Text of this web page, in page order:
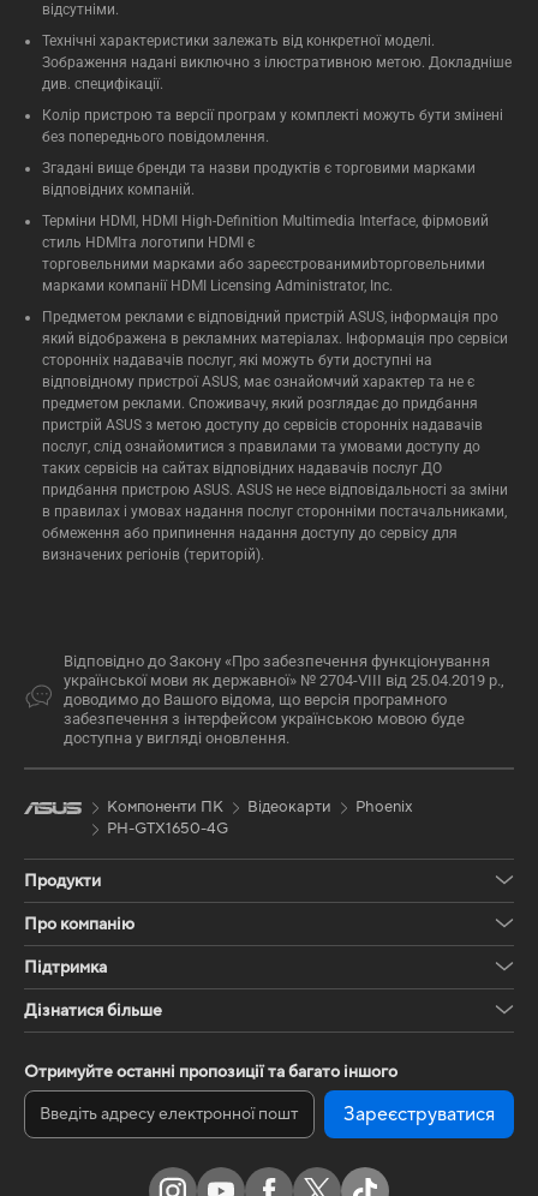
відсутніми.
Технічні характеристики залежать від конкретної моделі.
Зображення надані виключно з ілюстративною метою. Докладніше
див. специфікації.
Колір пристрою та версії програм у комплекті можуть бути змінені
без попереднього повідомлення.
Згадані вище бренди та назви продуктів є торговими марками
відповідних компаній.
Терміни HDMI, HDMI High-Definition Multimedia Interface, фірмовий
стиль HDMIта логотипи HDMI є
торговельними марками або зареєстрованимиbторговельними
марками компанії HDMI Licensing Administrator, Inc.
Предметом реклами є відповідний пристрій ASUS, інформація про
який відображена в рекламних матеріалах. Інформація про сервіси
сторонніх надавачів послуг, які можуть бути доступні на
відповідному пристрої ASUS, має ознайомчий характер та не є
предметом реклами. Споживачу, який розглядає до придбання
пристрій ASUS з метою доступу до сервісів сторонніх надавачів
послуг, слід ознайомитися з правилами та умовами доступу до
таких сервісів на сайтах відповідних надавачів послуг ДО
придбання пристрою ASUS. ASUS не несе відповідальності за зміни
в правилах і умовах надання послуг сторонніми постачальниками,
обмеження або припинення надання доступу до сервісу для
визначених регіонів (територій).
Відповідно до Закону «Про забезпечення функціонування
української мови як державної» № 2704-VIII від 25.04.2019 р.,
доводимо до Вашого відома, що версія програмного
забезпечення з інтерфейсом українською мовою буде
доступна у вигляді оновлення.
Компоненти ПК Відеокарти
Phoenix
PH-GTX1650-4G
Продукти
Про компанію
Підтримка
Дізнатися більше
Отримуйте останні пропозиції та багато іншого
Зареєструватися